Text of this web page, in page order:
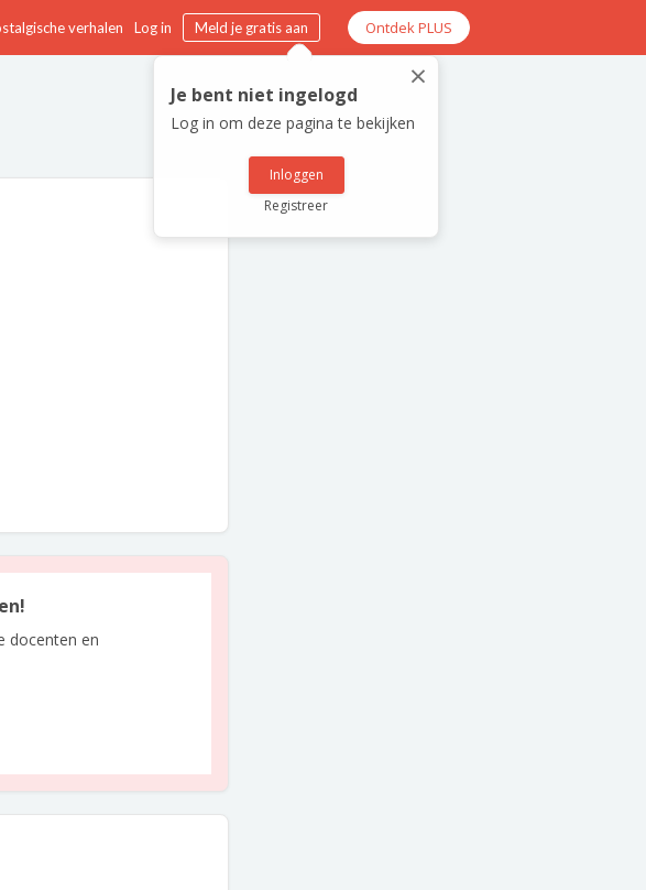
verhalen Log in Meld je gratis aan Ontdek PLUS
×
Je bent niet ingelogd
Log in om deze pagina te bekijken
Inloggen
Registreer
docenten en